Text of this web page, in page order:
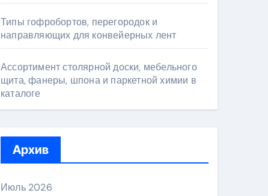
Типы гофробортов, перегородок и
направляющих для конвейерных лент
Ассортимент столярной доски, мебельного
щита, фанеры, шпона и паркетной химии в
каталоге
Архив
Июль 2026